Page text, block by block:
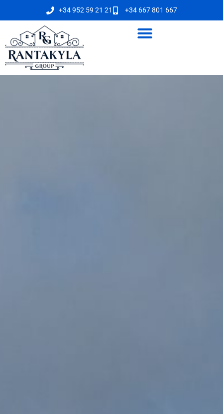
+34 952 59 21 21 +34 667 801 667